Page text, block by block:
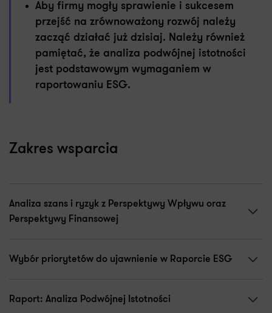
Aby firmy mogły sprawienie i sukcesem
przejść na zrównoważony rozwój należy
zacząć działać już dzisiaj. Należy również
pamiętać, że analiza podwójnej istotności
jest podstawowym wymaganiem w
raportowaniu ESG.
Zakres wsparcia
Analiza szans i ryzyk z Perspektywy Wpływu oraz
Perspektywy Finansowej
Wybór priorytetów do ujawnienie w Raporcie ESG
Raport: Analiza Podwójnej Istotności